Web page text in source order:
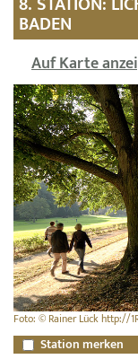
BADEN
Auf Karte
Foto: © Rainer Lück http://
Station merken